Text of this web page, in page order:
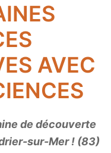
AVEC
de découverte
sur-Mer ! (83)